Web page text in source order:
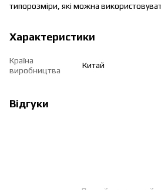
типорозміри, які можна
Характеристики
Країна
виробництва
Китай
Відгуки